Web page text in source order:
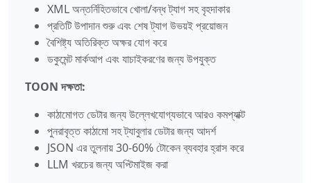
XML অন্তর্নিহিতভাবে খোলা/বন্ধ ট্যাগ সহ বৃহদাকার
প্রতিটি উপাদান শুরু এবং শেষ ট্যাগ উভয়ই প্রয়োজন
বৈশিষ্ট্য অতিরিক্ত অক্ষর যোগ করে
ডকুমেন্ট মার্কআপ এবং যাচাইকরণের জন্য উপযুক্ত
TOON দক্ষতা:
কাঠামোগত ডেটার জন্য উল্লেখযোগ্যভাবে আরও কমপ্যাক্ট
পুনরাবৃত্ত কাঠামো সহ ট্যাবুলার ডেটার জন্য আদর্শ
JSON এর তুলনায় 30-60% টোকেন ব্যবহার হ্রাস করে
LLM খরচের জন্য অপ্টিমাইজ করা